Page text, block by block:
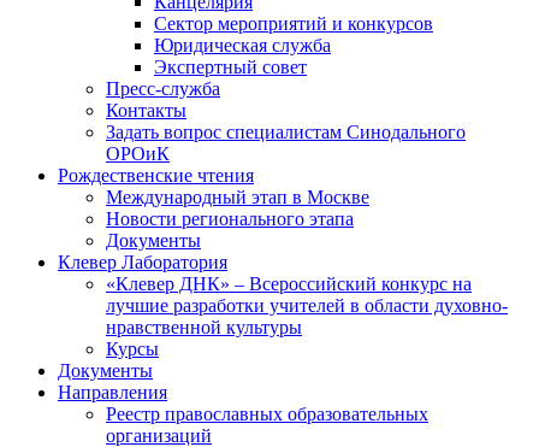
Сектор мероприятий и конкурсов
Юридическая служба
Экспертный совет
Пресс-служба
Контакты
Задать вопрос специалистам Синодального
ОРОиК
Рождественские чтения
Международный этап в Москве
Новости регионального этапа
Документы
Клевер Лаборатория
«Клевер ДНК» – Всероссийский конкурс на
лучшие разработки учителей в области духовно-
нравственной культуры
Курсы
Документы
Направления
Реестр православных образовательных
организаций